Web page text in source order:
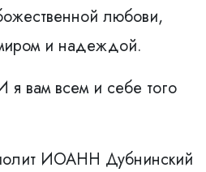
любови,
и надеждой.
я вам всем и себе того
ИОАНН Дубнинский